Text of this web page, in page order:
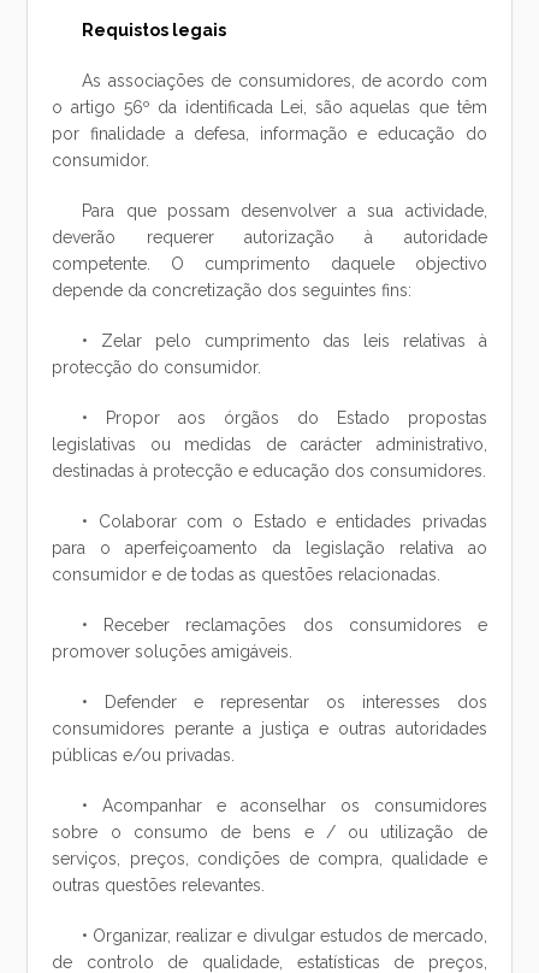
Requistos legais
As associações de consumidores, de acordo com
o artigo 56º da identificada Lei, são aquelas que têm
por finalidade a defesa, informação e educação do
consumidor.
Para que possam desenvolver a sua actividade,
deverão requerer autorização à autoridade
competente. O cumprimento daquele objectivo
depende da concretização dos seguintes fins:
• Zelar pelo cumprimento das leis relativas à
protecção do consumidor.
• Propor aos órgãos do Estado propostas
legislativas ou medidas de carácter administrativo,
destinadas à protecção e educação dos consumidores.
• Colaborar com o Estado e entidades privadas
para o aperfeiçoamento da legislação relativa ao
consumidor e de todas as questões relacionadas.
• Receber reclamações dos consumidores e
promover soluções amigáveis.
• Defender e representar os interesses dos
consumidores perante a justiça e outras autoridades
públicas e/ou privadas.
• Acompanhar e aconselhar os consumidores
sobre o consumo de bens e / ou utilização de
serviços, preços, condições de compra, qualidade e
outras questões relevantes.
• Organizar, realizar e divulgar estudos de mercado,
de controlo de qualidade, estatísticas de preços,